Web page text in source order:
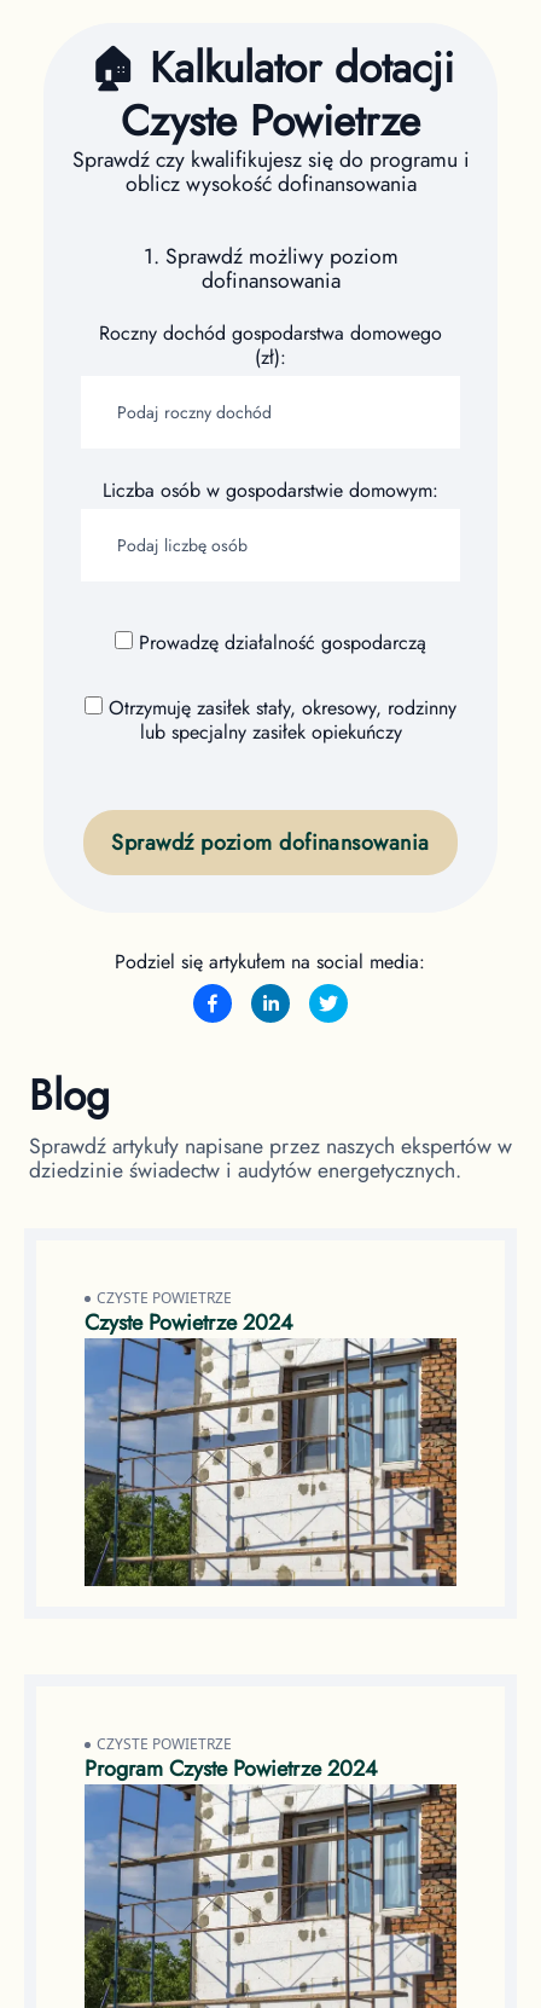
🏠 Kalkulator dotacji
Czyste Powietrze
Sprawdź czy kwalifikujesz się do programu i
oblicz wysokość dofinansowania
1. Sprawdź możliwy poziom
dofinansowania
Roczny dochód gospodarstwa domowego
(zł):
Liczba osób w gospodarstwie domowym:
Prowadzę działalność gospodarczą
Otrzymuję zasiłek stały, okresowy, rodzinny
lub specjalny zasiłek opiekuńczy
Sprawdź poziom dofinansowania
Podziel się artykułem na social media:
Blog
Sprawdź artykuły napisane przez naszych ekspertów w
dziedzinie świadectw i audytów energetycznych.
CZYSTE POWIETRZE
Czyste Powietrze 2024
CZYSTE POWIETRZE
Program Czyste Powietrze 2024